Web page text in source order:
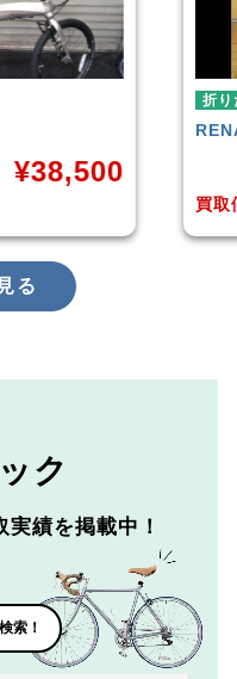
8 AL-FDB140
¥16,799
る
ク
績を掲載中！
索！